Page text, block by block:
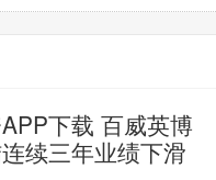
下载 百威英博
续三年业绩下滑